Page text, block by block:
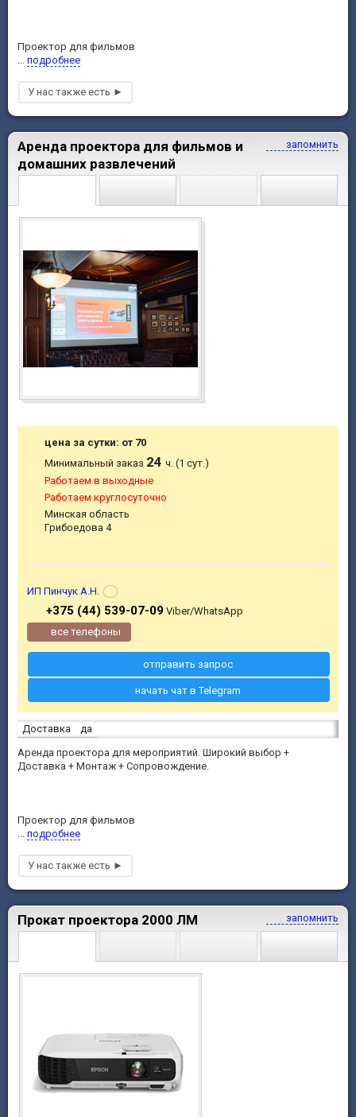
Проектор для фильмов
... подробнее
запомнить
Аренда проектора для фильмов и
домашних развлечений
Доставка
да
Аренда проектора для мероприятий. Широкий выбор +
Доставка + Монтаж + Сопровождение.
Проектор для фильмов
... подробнее
цена за сутки: от 70
Минимальный заказ 24ч. (1 сут.)
Работаем в выходные
Работаем круглосуточно
Минская область
Грибоедова 4
ИП Пинчук А.Н.
+375 (44) 539-07-09Viber/WhatsApp
все телефоны
отправить запрос
начать чат в Telegram
запомнить
Прокат проектора 2000 ЛМ